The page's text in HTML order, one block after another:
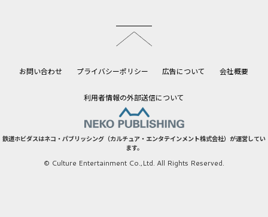
お問い合わせ プライバシーポリシー 広告について 会社概要
利用者情報の外部送信について
鉄道ホビダスはネコ・パブリッシング（カルチュア・エンタテインメント株式会社）が運営してい
ます。
© Culture Entertainment Co.,Ltd. All Rights Reserved.